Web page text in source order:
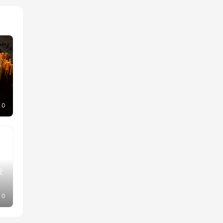
0
0